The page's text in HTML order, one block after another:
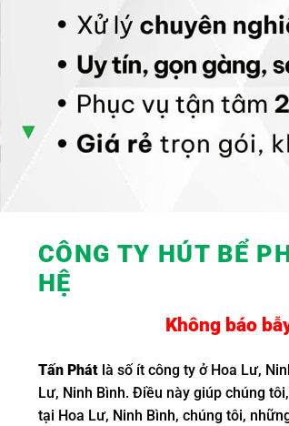
CÔNG TY HÚT BỂ
HỆ
Không báo
Tấn Phát là số ít công ty ở Hoa Lư,
Lư, Ninh Bình. Điều này giúp chúng
tại Hoa Lư, Ninh Bình, chúng tôi,